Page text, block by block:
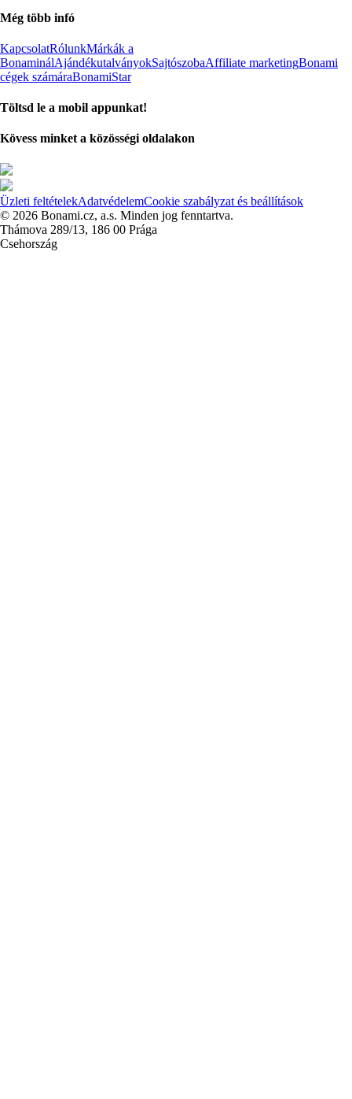
Még több infó
KapcsolatRólunkMárkák a
BonaminálAjándékutalványokSajtószobaAffiliate marketingBonami
cégek számáraBonamiStar
Töltsd le a mobil appunkat!
Kövess minket a közösségi oldalakon
Üzleti feltételekAdatvédelemCookie szabályzat és beállítások
© 2026 Bonami.cz, a.s. Minden jog fenntartva.
Thámova 289/13, 186 00 Prága
Csehország